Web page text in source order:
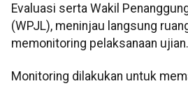
Evaluasi serta Wakil
(WPJL), meninjau langsung
memonitoring pelaksanaan ujian.
Monitoring dilakukan untuk